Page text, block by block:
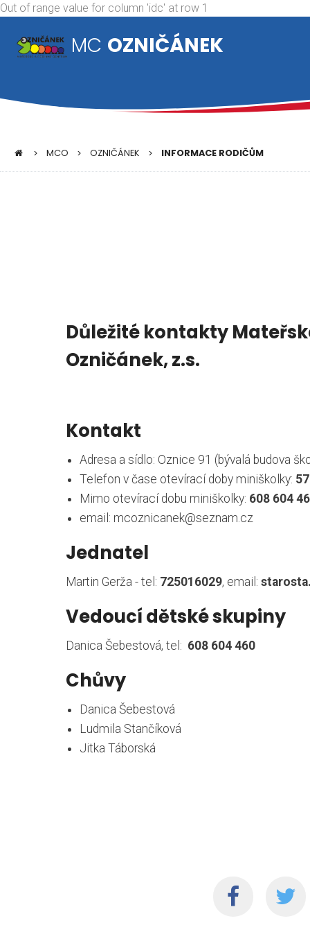
Out of range value for column 'idc' at row 1
MC OZNIČÁNEK
MCO OZNIČÁNEK INFORMACE RODIČŮM
Důležité kontakty
Ozničánek, z.s.
Kontakt
Adresa a sídlo: Oznice 91 (bývalá budova
Telefon v čase otevírací doby miniškolky:
Mimo otevírací dobu miniškolky: 608 604
email: mcoznicanek@seznam.cz
Jednatel
Martin Gerža - tel: 725016029, email:
Vedoucí dětské skupiny
Danica Šebestová, tel: 608 604 460
Chůvy
Danica Šebestová
Ludmila Stančíková
Jitka Táborská